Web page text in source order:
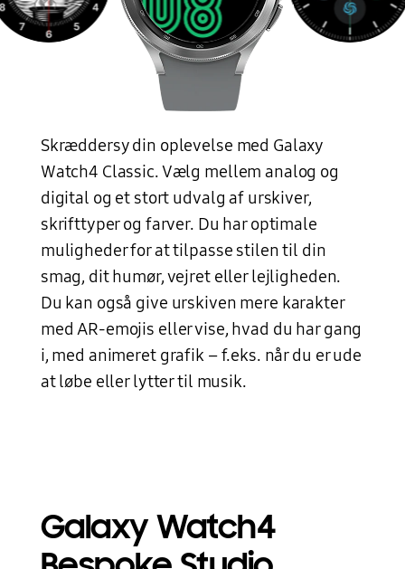
Skræddersy din oplevelse med Galaxy
Watch4 Classic. Vælg mellem analog og
digital og et stort udvalg af urskiver,
skrifttyper og farver. Du har optimale
muligheder for at tilpasse stilen til din
smag, dit humør, vejret eller lejligheden.
Du kan også give urskiven mere karakter
med AR-emojis eller vise, hvad du har gang
i, med animeret grafik – f.eks. når du er ude
at løbe eller lytter til musik.
Galaxy Watch4